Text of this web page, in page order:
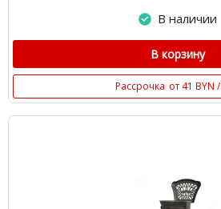
В наличии
В корзину
Рассрочка от 41 BYN